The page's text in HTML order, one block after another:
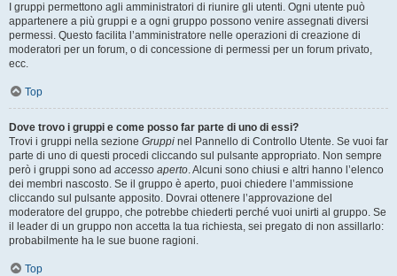
I gruppi permettono agli amministratori di riunire gli utenti. Ogni utente può
appartenere a più gruppi e a ogni gruppo possono venire assegnati diversi
permessi. Questo facilita l’amministratore nelle operazioni di creazione di
moderatori per un forum, o di concessione di permessi per un forum privato,
ecc.
Top
Dove trovo i gruppi e come posso far parte di uno di essi?
Trovi i gruppi nella sezione Gruppi nel Pannello di Controllo Utente. Se vuoi far
parte di uno di questi procedi cliccando sul pulsante appropriato. Non sempre
però i gruppi sono ad accesso aperto. Alcuni sono chiusi e altri hanno l’elenco
dei membri nascosto. Se il gruppo è aperto, puoi chiedere l’ammissione
cliccando sul pulsante apposito. Dovrai ottenere l’approvazione del
moderatore del gruppo, che potrebbe chiederti perché vuoi unirti al gruppo. Se
il leader di un gruppo non accetta la tua richiesta, sei pregato di non assillarlo:
probabilmente ha le sue buone ragioni.
Top